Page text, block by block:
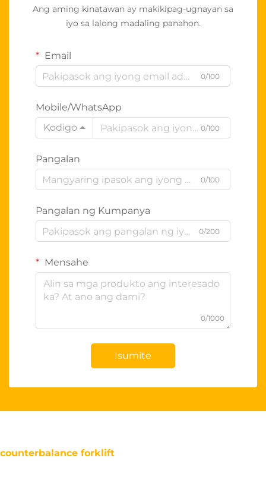
Ang aming kinatawan ay makikipag-ugnayan sa
iyo sa lalong madaling panahon.
Email
0/100
Mobile/WhatsApp
Kodigo
0/100
Pangalan
0/100
Pangalan ng Kumpanya
0/200
Mensahe
0/1000
Isumite
counterbalance forklift